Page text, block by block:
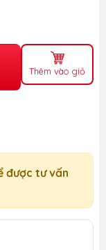
Thêm vào giỏ
được tư vấn